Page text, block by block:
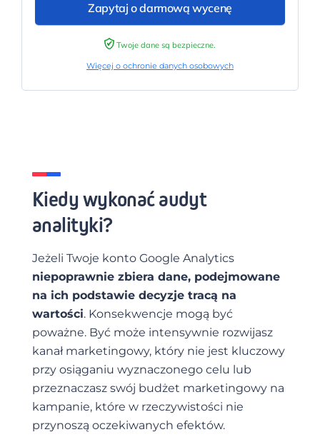
Twoje dane są bezpieczne.
Więcej o ochronie danych osobowych
Kiedy wykonać audyt
analityki?
Jeżeli Twoje konto Google Analytics
niepoprawnie zbiera dane, podejmowane
na ich podstawie decyzje tracą na
wartości. Konsekwencje mogą być
poważne. Być może intensywnie rozwijasz
kanał marketingowy, który nie jest kluczowy
przy osiąganiu wyznaczonego celu lub
przeznaczasz swój budżet marketingowy na
kampanie, które w rzeczywistości nie
przynoszą oczekiwanych efektów.